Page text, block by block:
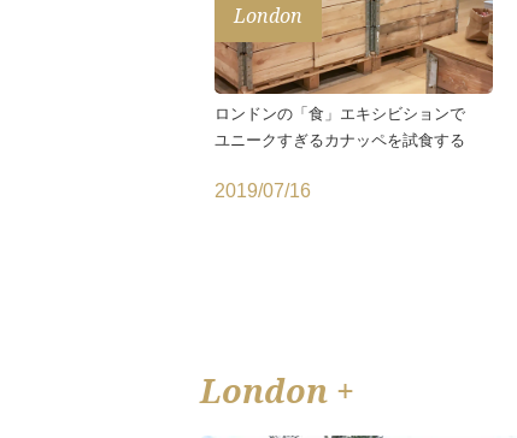
London
ロンドンの「食」エキシビションで
ユニークすぎるカナッペを試食する
2019/07/16
London +